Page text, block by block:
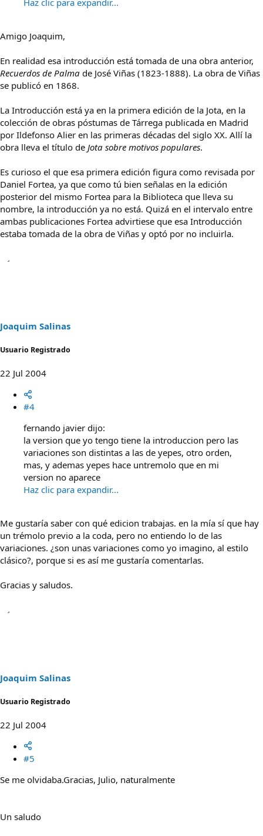
Amigo Joaquim,
En realidad esa introducción está tomada de una obra anterior,
Recuerdos de Palma de José Viñas (1823-1888). La obra de Viñas
se publicó en 1868.
La Introducción está ya en la primera edición de la Jota, en la
colección de obras póstumas de Tárrega publicada en Madrid
por Ildefonso Alier en las primeras décadas del siglo XX. Allí la
obra lleva el título de Jota sobre motivos populares.
Es curioso el que esa primera edición figura como revisada por
Daniel Fortea, ya que como tú bien señalas en la edición
posterior del mismo Fortea para la Biblioteca que lleva su
nombre, la introducción ya no está. Quizá en el intervalo entre
ambas publicaciones Fortea advirtiese que esa Introducción
estaba tomada de la obra de Viñas y optó por no incluirla.
Joaquim Salinas
Usuario Registrado
22 Jul 2004
#4
fernando javier dijo:
la version que yo tengo tiene la introduccion pero las
variaciones son distintas a las de yepes, otro orden,
mas, y ademas yepes hace untremolo que en mi
version no aparece
Haz clic para expandir...
Me gustaría saber con qué edicion trabajas. en la mía sí que hay
un trémolo previo a la coda, pero no entiendo lo de las
variaciones. ¿son unas variaciones como yo imagino, al estilo
clásico?, porque si es así me gustaría comentarlas.
Gracias y saludos.
Joaquim Salinas
Usuario Registrado
22 Jul 2004
#5
Se me olvidaba.Gracias, Julio, naturalmente
Un saludo